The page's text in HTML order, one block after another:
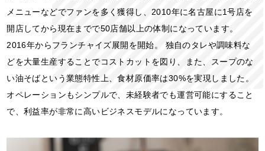
メニューなどでファンを多く獲得し、2010年に名古屋に1号店を
開店してから現在までで50店舗以上の体制になっています。
2016年からフランチャイズ展開を開始。
独自のタレや調味料な
どを大量生産することでコストカットを図り、また、スープのな
い油そばという業態特性上、食材原価率は30%を実現しました。
オペレーションもシンプルで、未経験者でも運営可能にすること
で、利益率が非常に高いビジネスモデルになっています。